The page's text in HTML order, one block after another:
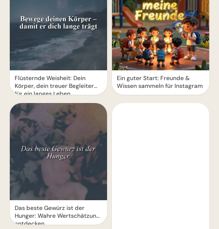
Flüsternde Weisheit: Dein
Körper, dein treuer Begleiter
für ein langes Leben
Das beste Gewürz ist der
Hunger: Wahre Wertschätzung
entdecken
Ein guter Start: Freunde &
Wissen sammeln für Instagram